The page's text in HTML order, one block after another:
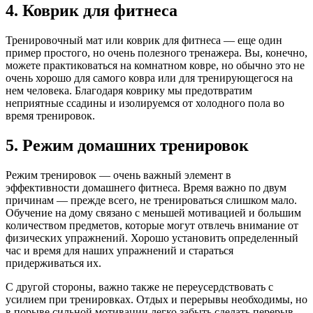
4. Коврик для фитнеса
Тренировочный мат или коврик для фитнеса — еще один
пример простого, но очень полезного тренажера. Вы, конечно,
можете практиковаться на комнатном ковре, но обычно это не
очень хорошо для самого ковра или для тренирующегося на
нем человека. Благодаря коврику мы предотвратим
неприятные ссадины и изолируемся от холодного пола во
время тренировок.
5. Режим домашних тренировок
Режим тренировок — очень важный элемент в
эффективности домашнего фитнеса. Время важно по двум
причинам — прежде всего, не тренироваться слишком мало.
Обучение на дому связано с меньшей мотивацией и большим
количеством предметов, которые могут отвлечь внимание от
физических упражнений. Хорошо установить определенный
час и время для наших упражнений и стараться
придерживаться их.
С другой стороны, важно также не переусердствовать с
усилием при тренировках. Отдых и перерывы необходимы, но